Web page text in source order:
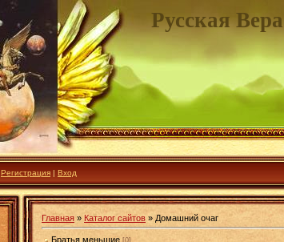
Русская Вера
Регистрация | Вход
Главная » Каталог сайтов » Домашний очаг
Братья меньшие [0]